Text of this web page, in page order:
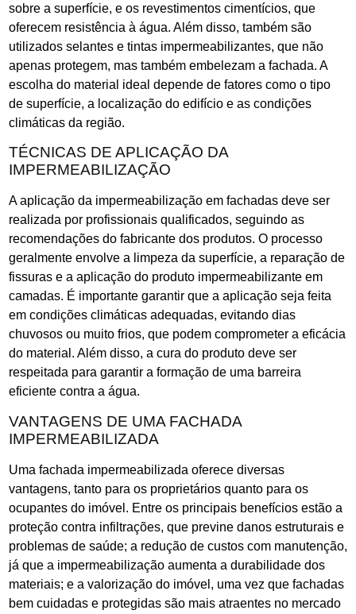
sobre a superfície, e os revestimentos cimentícios, que
oferecem resistência à água. Além disso, também são
utilizados selantes e tintas impermeabilizantes, que não
apenas protegem, mas também embelezam a fachada. A
escolha do material ideal depende de fatores como o tipo
de superfície, a localização do edifício e as condições
climáticas da região.
TÉCNICAS DE APLICAÇÃO DA
IMPERMEABILIZAÇÃO
A aplicação da impermeabilização em fachadas deve ser
realizada por profissionais qualificados, seguindo as
recomendações do fabricante dos produtos. O processo
geralmente envolve a limpeza da superfície, a reparação de
fissuras e a aplicação do produto impermeabilizante em
camadas. É importante garantir que a aplicação seja feita
em condições climáticas adequadas, evitando dias
chuvosos ou muito frios, que podem comprometer a eficácia
do material. Além disso, a cura do produto deve ser
respeitada para garantir a formação de uma barreira
eficiente contra a água.
VANTAGENS DE UMA FACHADA
IMPERMEABILIZADA
Uma fachada impermeabilizada oferece diversas
vantagens, tanto para os proprietários quanto para os
ocupantes do imóvel. Entre os principais benefícios estão a
proteção contra infiltrações, que previne danos estruturais e
problemas de saúde; a redução de custos com manutenção,
já que a impermeabilização aumenta a durabilidade dos
materiais; e a valorização do imóvel, uma vez que fachadas
bem cuidadas e protegidas são mais atraentes no mercado